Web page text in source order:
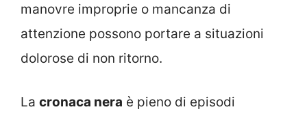
manovre improprie o mancanza di
attenzione possono portare a situazioni
dolorose di non ritorno.
La cronaca nera è pieno di episodi